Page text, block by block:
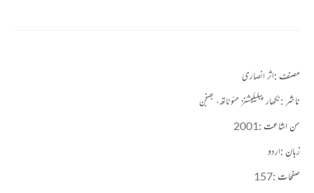
مصنف :اثر انصاری
ناشر :نکھار پبلیکیشنز مئوناتھ، بھنجن
سن اشاعت :2001
زبان :اردو
صفحات :157